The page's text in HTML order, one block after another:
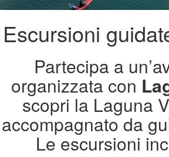
Escursioni
Partecipa a
organizzata con
scopri la Laguna
accompagnato da
Le escursioni